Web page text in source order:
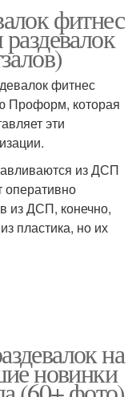
фитнес
фитнес
Проформ, которая
эти
из ДСП
оперативно
из ДСП, конечно,
пластика, но их
на
новинки